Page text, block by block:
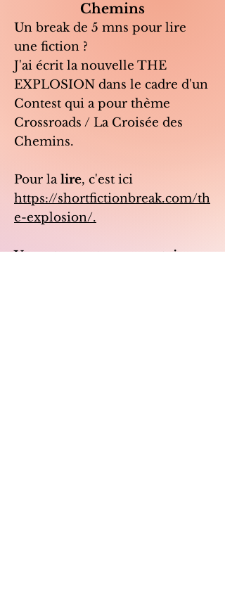
Chemins
Un break de 5 mns pour lire
une fiction ?
J'ai écrit la nouvelle THE
EXPLOSION dans le cadre d'un
Contest qui a pour thème
Crossroads / La Croisée des
Chemins.
Pour lalire, c'est ici
https://shortfictionbreak.com/th
e-explosion/.
Vos retours et commentaires